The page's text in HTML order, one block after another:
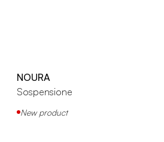
NOURA
Sospensione
New product